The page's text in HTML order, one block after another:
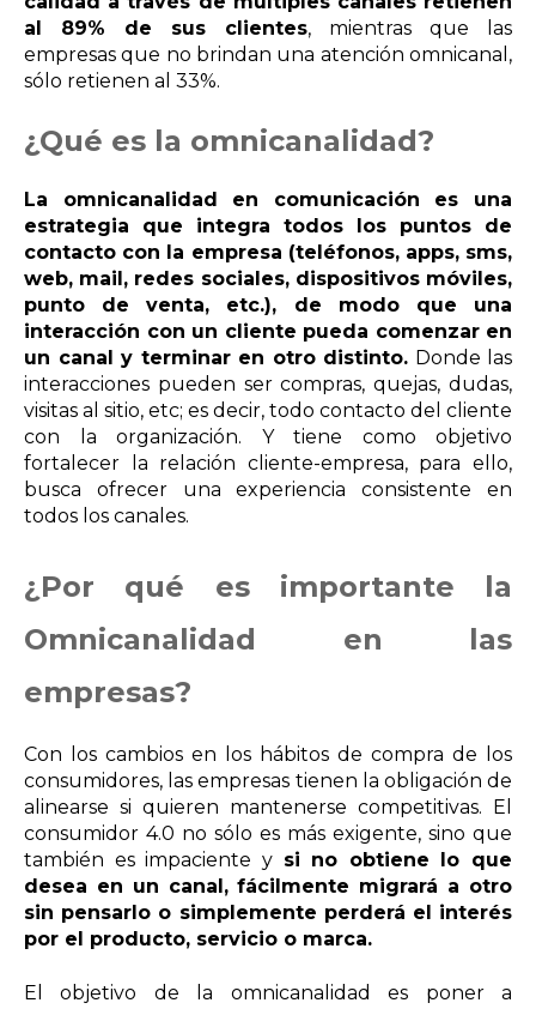
al 89% de sus clientes, mientras que las
empresas que no brindan una atención omnicanal,
sólo retienen al 33%.
¿Qué es la omnicanalidad?
La omnicanalidad en comunicación es una
estrategia que integra todos los puntos de
contacto con la empresa (teléfonos, apps, sms,
web, mail, redes sociales, dispositivos móviles,
punto de venta, etc.), de modo que una
interacción con un cliente pueda comenzar en
un canal y terminar en otro distinto. Donde las
interacciones pueden ser compras, quejas, dudas,
visitas al sitio, etc; es decir, todo contacto del cliente
con la organización. Y tiene como objetivo
fortalecer la relación cliente-empresa, para ello,
busca ofrecer una experiencia consistente en
todos los canales.
¿Por qué es importante la
Omnicanalidad en las
empresas?
Con los cambios en los hábitos de compra de los
consumidores, las empresas tienen la obligación de
alinearse si quieren mantenerse competitivas. El
consumidor 4.0 no sólo es más exigente, sino que
también es impaciente y si no obtiene lo que
desea en un canal, fácilmente migrará a otro
sin pensarlo o simplemente perderá el interés
por el producto, servicio o marca.
El objetivo de la omnicanalidad es poner a